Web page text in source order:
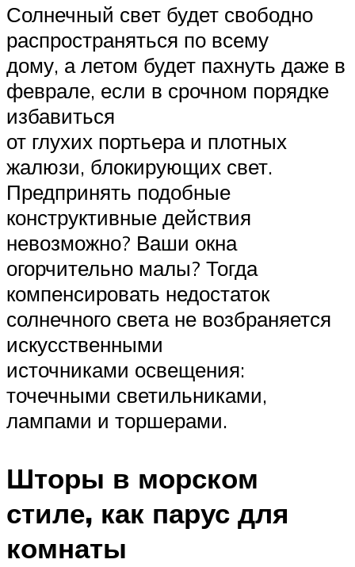
Солнечный свет будет свободно
распространяться по всему
дому, а летом будет пахнуть даже в
феврале, если в срочном порядке
избавиться
от глухих портьера и плотных
жалюзи, блокирующих свет.
Предпринять подобные
конструктивные действия
невозможно? Ваши окна
огорчительно малы? Тогда
компенсировать недостаток
солнечного света не возбраняется
искусственными
источниками освещения:
точечными светильниками,
лампами и торшерами.
Шторы в морском
стиле, как парус для
комнаты